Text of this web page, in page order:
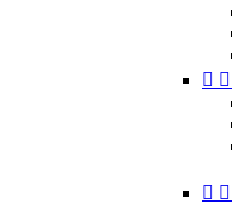
 
 